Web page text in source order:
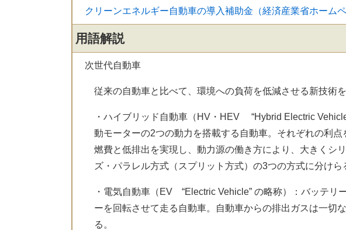
クリーンエネルギー自動車の導入補助金（経済産業省ホームペ
用語解説
次世代自動車
従来の自動車と比べて、環境への負荷を低減させる新技術
・ハイブリッド自動車（HV・HEV “Hybrid Electric
動モーターの2つの動力を搭載する自動車。それぞれの利
燃費と低排出を実現し、動力源の働き方により、大きくシ
ズ・パラレル方式（スプリット方式）の3つの方式に分けら
・電気自動車（EV “Electric Vehicle” の略称）：バッテリ
ーを回転させて走る自動車。自動車からの排出ガスは一切
る。